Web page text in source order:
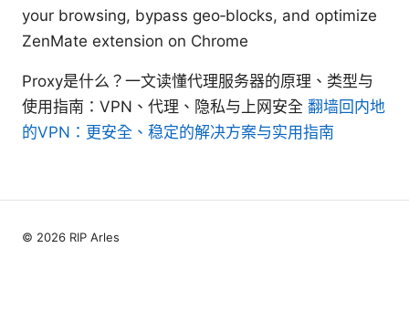
your browsing, bypass geo‑blocks, and optimize
ZenMate extension on Chrome
Proxy是什么？一文读懂代理服务器的原理、类型与
使用指南：VPN、代理、隐私与上网安全 翻墙回内地
的VPN：更安全、稳定的解决方案与实用指南
© 2026 RIP Arles